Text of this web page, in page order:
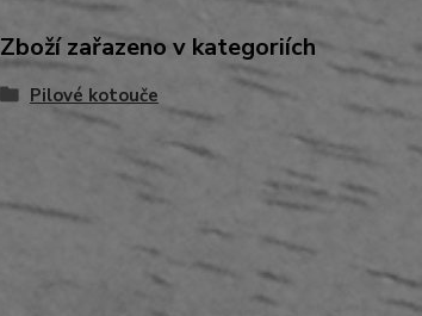
Zboží zařazeno v kategoriích
Pilové kotouče